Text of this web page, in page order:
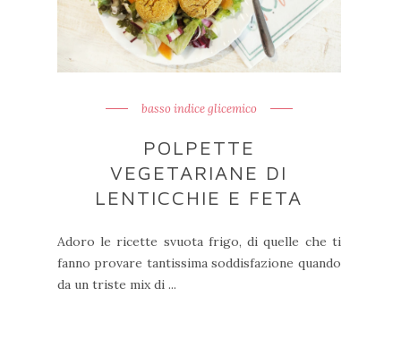
basso indice glicemico
POLPETTE
VEGETARIANE DI
LENTICCHIE E FETA
Adoro le ricette svuota frigo, di quelle che ti
fanno provare tantissima soddisfazione quando
da un triste mix di ...